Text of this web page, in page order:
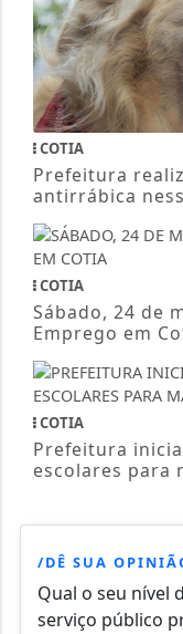
COTIA
Prefeitura
antirrábica
COTIA
Sábado, 24 de
Emprego em
COTIA
Prefeitura
escolares para
/DÊ SUA
Qual o seu nível
serviço público